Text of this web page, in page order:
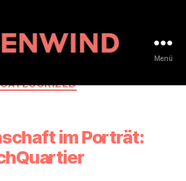
Menü
im Porträt: